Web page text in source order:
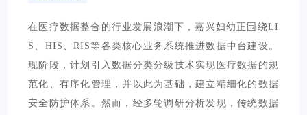
在医疗数据整合的行业发展浪潮下，嘉兴妇幼正围绕LI
S、HIS、RIS等各类核心业务系统推进数据中台建设。
现阶段，计划引入数据分类分级技术实现医疗数据的规
范化、有序化管理，并以此为基础，建立精细化的数据
安全防护体系。 然而，经多轮调研分析发现，传统数据